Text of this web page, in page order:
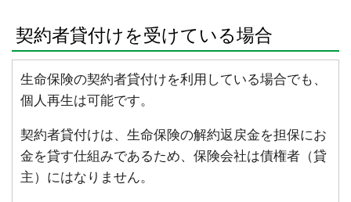
契約者貸付けを受けている場合
生命保険の契約者貸付けを利用している場合でも、
個人再生は可能です。
契約者貸付けは、生命保険の解約返戻金を担保にお
金を貸す仕組みであるため、保険会社は債権者（貸
主）にはなりません。